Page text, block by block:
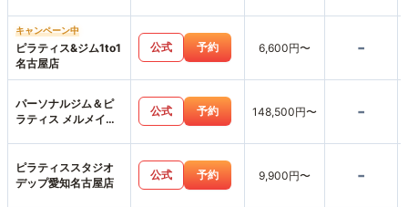
キャンペーン中
ピラティス&ジム1to1
名古屋店
公式 予約 6,600円〜 -
パーソナルジム＆ピ
ラティス メルメイク
公式 予約 148,500円〜 -
ピラティススタジオ
デップ愛知名古屋店
公式 予約 9,900円〜 -